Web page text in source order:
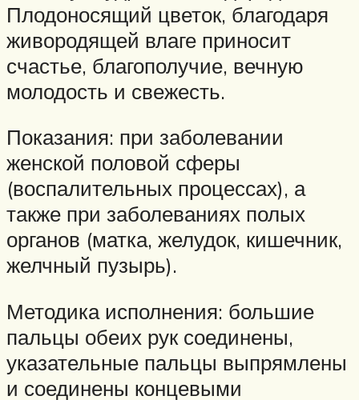
Плодоносящий цветок, благодаря
живородящей влаге приносит
счастье, благополучие, вечную
молодость и свежесть.
Показания: при заболевании
женской половой сферы
(воспалительных процессах), а
также при заболеваниях полых
органов (матка, желудок, кишечник,
желчный пузырь).
Методика исполнения: большие
пальцы обеих рук соединены,
указательные пальцы выпрямлены
и соединены концевыми